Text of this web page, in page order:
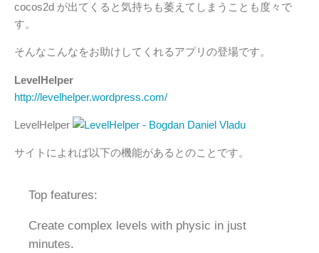
cocos2d が出てくると気持ちも萎えてしまうことも度々で
す。
そんなこんなをお助けしてくれるアプリの登場です。
LevelHelper
http://levelhelper.wordpress.com/
LevelHelper
サイトによれば以下の機能があるとのことです。
Top features:
Create complex levels with physic in just
minutes.